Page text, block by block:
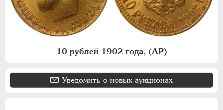
10 рублей 1902 года, (АР)
Уведомить о новых аукционах